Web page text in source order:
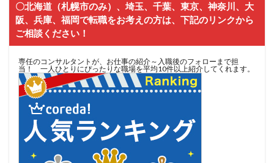
〇北海道（札幌市のみ）、埼玉、千葉、東京、神奈川、大
阪、兵庫、福岡で転職をお考えの方は、下記のリンクから
ご相談ください！
専任のコンサルタントが、お仕事の紹介～入職後のフォローまで担
当！ 一人ひとりにぴったりな職場を平均10件以上紹介してくれます。